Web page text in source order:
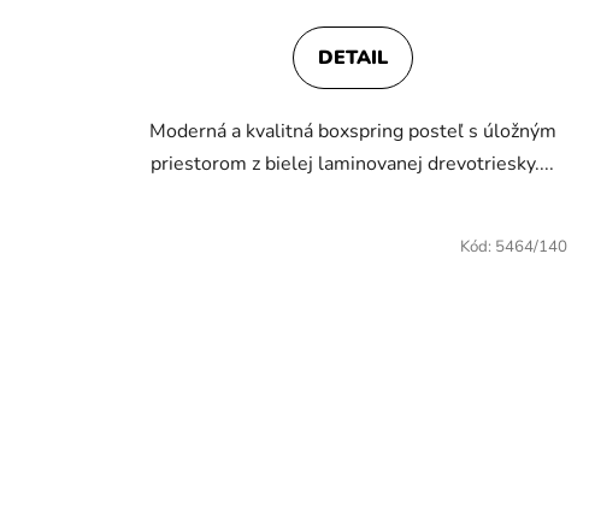
je
4,1
5
hviezdičiek.
DETAIL
Moderná a kvalitná boxspring posteľ s úložným
priestorom z bielej laminovanej drevotriesky....
Kód: 5464/140